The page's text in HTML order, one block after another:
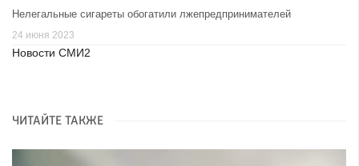
Нелегальные сигареты обогатили лжепредпринимателей
24 июня 2023
Новости СМИ2
ЧИТАЙТЕ ТАКЖЕ